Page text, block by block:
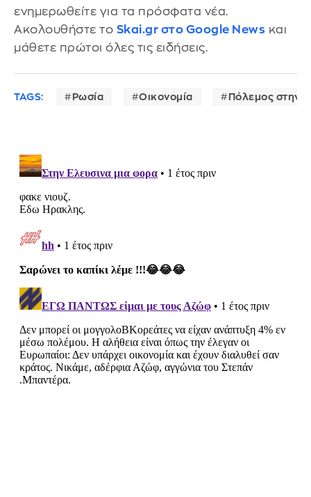
ενημερωθείτε για τα πρόσφατα νέα.
Ακολουθήστε το Skai.gr στο Google News και
μάθετε πρώτοι όλες τις ειδήσεις.
TAGS: Ρωσία Οικονομία Πόλεμος στην